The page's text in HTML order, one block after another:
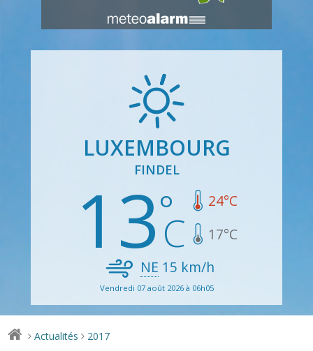
LUXEMBOURG
FINDEL
13 24°C
17°C
NE 15 km/h
Vendredi 07 août 2026 à 06h05
> Actualités > 2017